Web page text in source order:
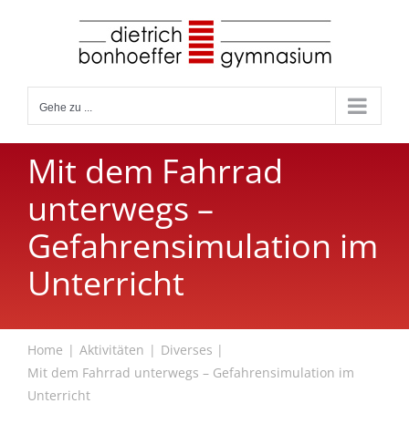
Gehe zu ...
Mit dem Fahrrad
unterwegs –
Gefahrensimulation im
Unterricht
Home Aktivitäten
Diverses
Mit dem Fahrrad unterwegs – Gefahrensimulation im
Unterricht